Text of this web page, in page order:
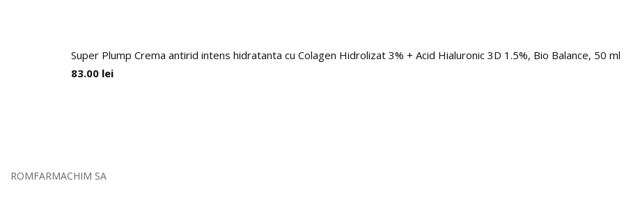
Super Plump Crema antirid intens hidratanta cu Colagen Hidrolizat 3% + Acid Hialuronic 3D 1.5%, Bio Balance, 50 ml
83.00 lei
ROMFARMACHIM SA